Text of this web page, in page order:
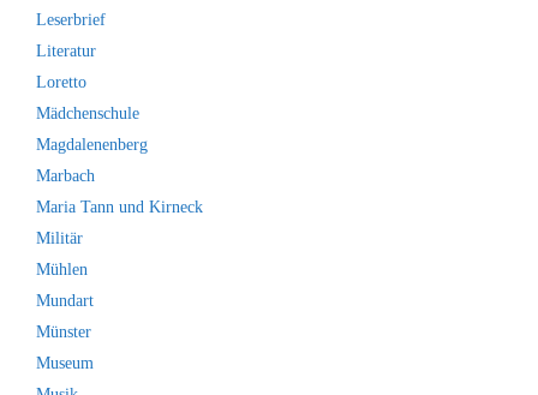
Leserbrief
Literatur
Loretto
Mädchenschule
Magdalenenberg
Marbach
Maria Tann und Kirneck
Militär
Mühlen
Mundart
Münster
Museum